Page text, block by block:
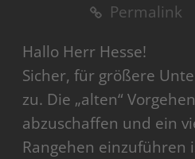
Permalink
Hallo Herr Hesse!
Sicher, für größere
zu. Die „alten“
abzuschaffen und ein
Rangehen einzuführen